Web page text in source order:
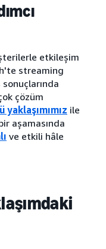
etkileşim
streaming
çözüm
ile
aşamasında
ve etkili hâle